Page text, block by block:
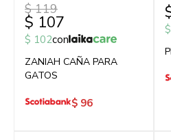
$ 107
$ 119
$ 102con
ZANIAH CAÑA PARA
GATOS
$ 96
$